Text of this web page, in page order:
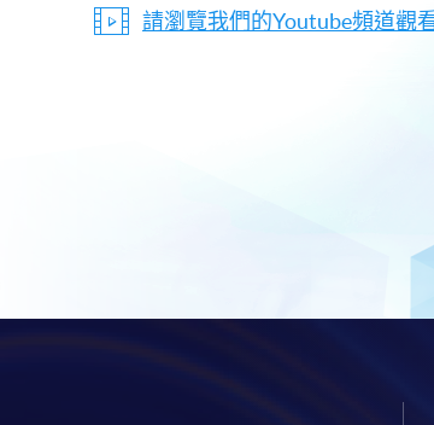
請瀏覽我們的Youtube頻道觀